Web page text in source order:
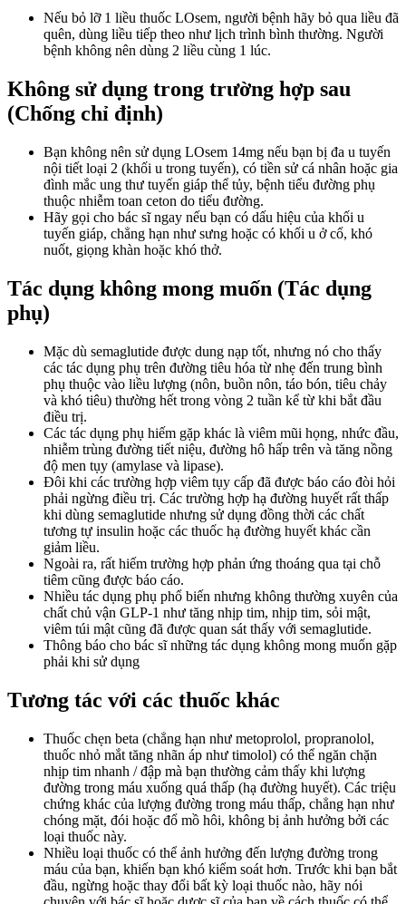
Nếu bỏ lỡ 1 liều thuốc LOsem, người bệnh hãy bỏ qua liều đã
quên, dùng liều tiếp theo như lịch trình bình thường. Người
bệnh không nên dùng 2 liều cùng 1 lúc.
Không sử dụng trong trường hợp sau
(Chống chỉ định)
Bạn không nên sử dụng LOsem 14mg nếu bạn bị đa u tuyến
nội tiết loại 2 (khối u trong tuyến), có tiền sử cá nhân hoặc gia
đình mắc ung thư tuyến giáp thể tủy, bệnh tiểu đường phụ
thuộc nhiễm toan ceton do tiểu đường.
Hãy gọi cho bác sĩ ngay nếu bạn có dấu hiệu của khối u
tuyến giáp, chẳng hạn như sưng hoặc có khối u ở cổ, khó
nuốt, giọng khàn hoặc khó thở.
Tác dụng không mong muốn (Tác dụng
phụ)
Mặc dù semaglutide được dung nạp tốt, nhưng nó cho thấy
các tác dụng phụ trên đường tiêu hóa từ nhẹ đến trung bình
phụ thuộc vào liều lượng (nôn, buồn nôn, táo bón, tiêu chảy
và khó tiêu) thường hết trong vòng 2 tuần kể từ khi bắt đầu
điều trị.
Các tác dụng phụ hiếm gặp khác là viêm mũi họng, nhức đầu,
nhiễm trùng đường tiết niệu, đường hô hấp trên và tăng nồng
độ men tụy (amylase và lipase).
Đôi khi các trường hợp viêm tụy cấp đã được báo cáo đòi hỏi
phải ngừng điều trị. Các trường hợp hạ đường huyết rất thấp
khi dùng semaglutide nhưng sử dụng đồng thời các chất
tương tự insulin hoặc các thuốc hạ đường huyết khác cần
giảm liều.
Ngoài ra, rất hiếm trường hợp phản ứng thoáng qua tại chỗ
tiêm cũng được báo cáo.
Nhiều tác dụng phụ phổ biến nhưng không thường xuyên của
chất chủ vận GLP-1 như tăng nhịp tim, nhịp tim, sỏi mật,
viêm túi mật cũng đã được quan sát thấy với semaglutide.
Thông báo cho bác sĩ những tác dụng không mong muốn gặp
phải khi sử dụng
Tương tác với các thuốc khác
Thuốc chẹn beta (chẳng hạn như metoprolol, propranolol,
thuốc nhỏ mắt tăng nhãn áp như timolol) có thể ngăn chặn
nhịp tim nhanh / đập mà bạn thường cảm thấy khi lượng
đường trong máu xuống quá thấp (hạ đường huyết). Các triệu
chứng khác của lượng đường trong máu thấp, chẳng hạn như
chóng mặt, đói hoặc đổ mồ hôi, không bị ảnh hưởng bởi các
loại thuốc này.
Nhiều loại thuốc có thể ảnh hưởng đến lượng đường trong
máu của bạn, khiến bạn khó kiểm soát hơn. Trước khi bạn bắt
đầu, ngừng hoặc thay đổi bất kỳ loại thuốc nào, hãy nói